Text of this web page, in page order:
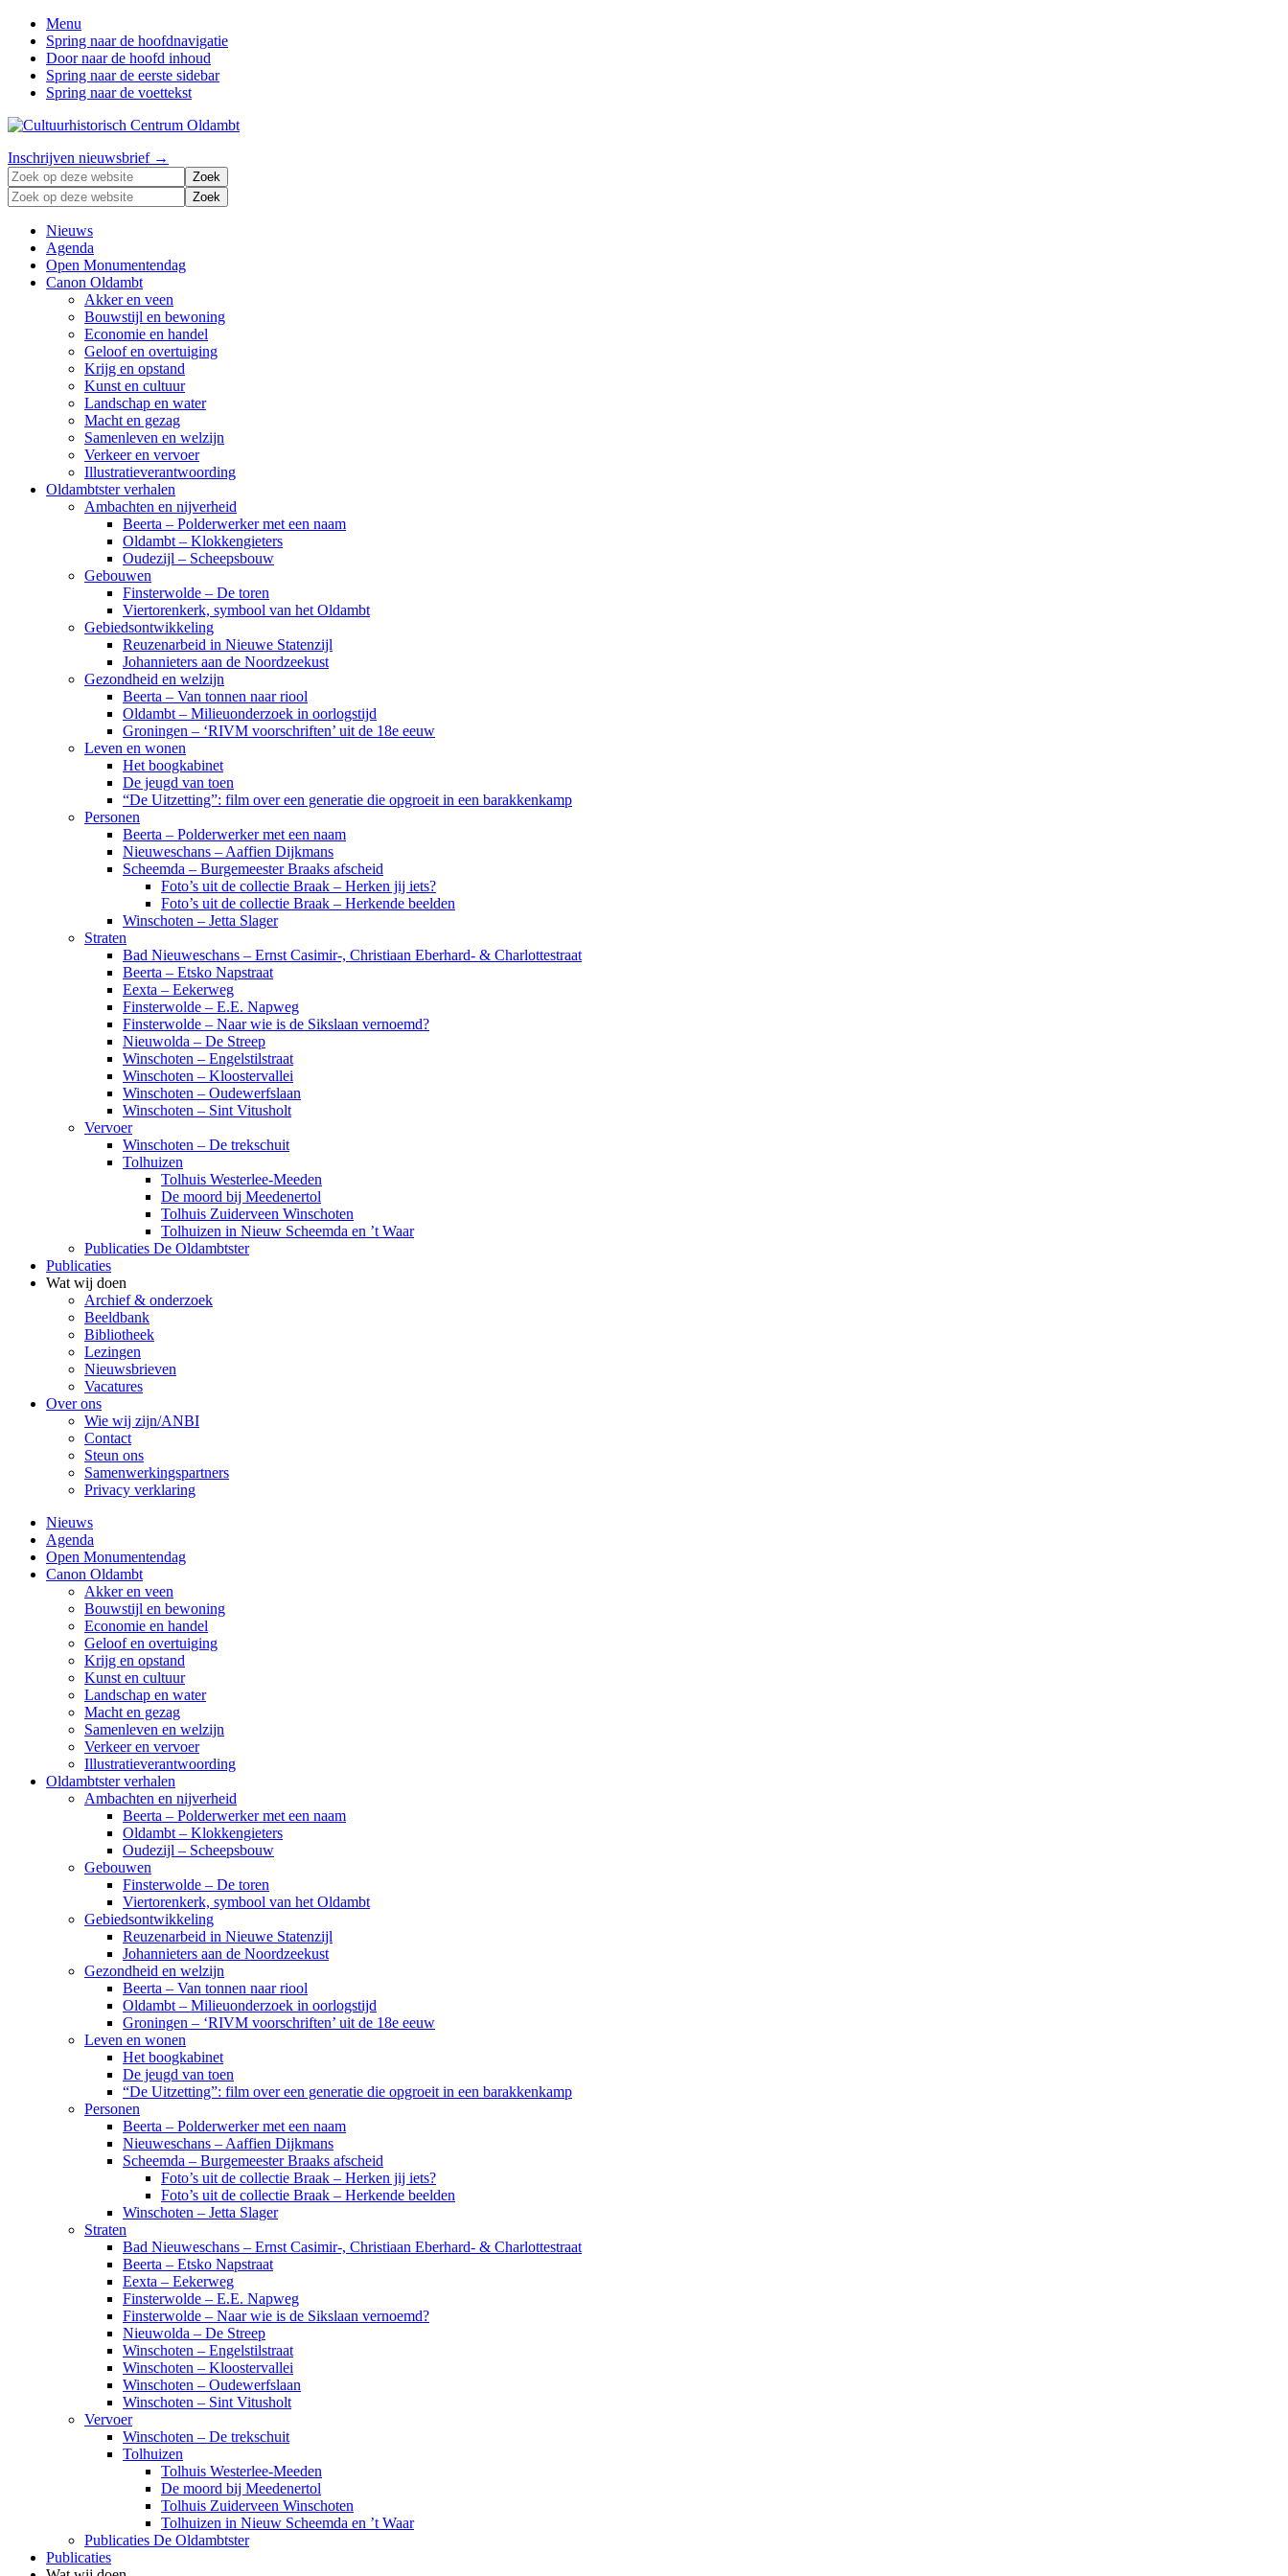
Menu
Spring naar de hoofdnavigatie
Door naar de hoofd inhoud
Spring naar de eerste sidebar
Spring naar de voettekst
Zonder
verleden
geen
toekomst
Header
Right
Inschrijven nieuwsbrief →
Zoek
op
deze
website
Zoek
op
deze
website
Nieuws
Agenda
Open Monumentendag
Canon Oldambt
Akker en veen
Bouwstijl en bewoning
Economie en handel
Geloof en overtuiging
Krijg en opstand
Kunst en cultuur
Landschap en water
Macht en gezag
Samenleven en welzijn
Verkeer en vervoer
Illustratieverantwoording
Oldambtster verhalen
Ambachten en nijverheid
Beerta – Polderwerker met een naam
Oldambt – Klokkengieters
Oudezijl – Scheepsbouw
Gebouwen
Finsterwolde – De toren
Viertorenkerk, symbool van het Oldambt
Gebiedsontwikkeling
Reuzenarbeid in Nieuwe Statenzijl
Johannieters aan de Noordzeekust
Gezondheid en welzijn
Beerta – Van tonnen naar riool
Oldambt – Milieuonderzoek in oorlogstijd
Groningen – ‘RIVM voorschriften’ uit de 18e eeuw
Leven en wonen
Het boogkabinet
De jeugd van toen
“De Uitzetting”: film over een generatie die opgroeit in een barakkenkamp
Personen
Beerta – Polderwerker met een naam
Nieuweschans – Aaffien Dijkmans
Scheemda – Burgemeester Braaks afscheid
Foto’s uit de collectie Braak – Herken jij iets?
Foto’s uit de collectie Braak – Herkende beelden
Winschoten – Jetta Slager
Straten
Bad Nieuweschans – Ernst Casimir-, Christiaan Eberhard- & Charlottestraat
Beerta – Etsko Napstraat
Eexta – Eekerweg
Finsterwolde – E.E. Napweg
Finsterwolde – Naar wie is de Sikslaan vernoemd?
Nieuwolda – De Streep
Winschoten – Engelstilstraat
Winschoten – Kloostervallei
Winschoten – Oudewerfslaan
Winschoten – Sint Vitusholt
Vervoer
Winschoten – De trekschuit
Tolhuizen
Tolhuis Westerlee-Meeden
De moord bij Meedenertol
Tolhuis Zuiderveen Winschoten
Tolhuizen in Nieuw Scheemda en ’t Waar
Publicaties De Oldambtster
Publicaties
Wat wij doen
Archief & onderzoek
Beeldbank
Bibliotheek
Lezingen
Nieuwsbrieven
Vacatures
Over ons
Wie wij zijn/ANBI
Contact
Steun ons
Samenwerkingspartners
Privacy verklaring
Nieuws
Agenda
Open Monumentendag
Canon Oldambt
Akker en veen
Bouwstijl en bewoning
Economie en handel
Geloof en overtuiging
Krijg en opstand
Kunst en cultuur
Landschap en water
Macht en gezag
Samenleven en welzijn
Verkeer en vervoer
Illustratieverantwoording
Oldambtster verhalen
Ambachten en nijverheid
Beerta – Polderwerker met een naam
Oldambt – Klokkengieters
Oudezijl – Scheepsbouw
Gebouwen
Finsterwolde – De toren
Viertorenkerk, symbool van het Oldambt
Gebiedsontwikkeling
Reuzenarbeid in Nieuwe Statenzijl
Johannieters aan de Noordzeekust
Gezondheid en welzijn
Beerta – Van tonnen naar riool
Oldambt – Milieuonderzoek in oorlogstijd
Groningen – ‘RIVM voorschriften’ uit de 18e eeuw
Leven en wonen
Het boogkabinet
De jeugd van toen
“De Uitzetting”: film over een generatie die opgroeit in een barakkenkamp
Personen
Beerta – Polderwerker met een naam
Nieuweschans – Aaffien Dijkmans
Scheemda – Burgemeester Braaks afscheid
Foto’s uit de collectie Braak – Herken jij iets?
Foto’s uit de collectie Braak – Herkende beelden
Winschoten – Jetta Slager
Straten
Bad Nieuweschans – Ernst Casimir-, Christiaan Eberhard- & Charlottestraat
Beerta – Etsko Napstraat
Eexta – Eekerweg
Finsterwolde – E.E. Napweg
Finsterwolde – Naar wie is de Sikslaan vernoemd?
Nieuwolda – De Streep
Winschoten – Engelstilstraat
Winschoten – Kloostervallei
Winschoten – Oudewerfslaan
Winschoten – Sint Vitusholt
Vervoer
Winschoten – De trekschuit
Tolhuizen
Tolhuis Westerlee-Meeden
De moord bij Meedenertol
Tolhuis Zuiderveen Winschoten
Tolhuizen in Nieuw Scheemda en ’t Waar
Publicaties De Oldambtster
Publicaties